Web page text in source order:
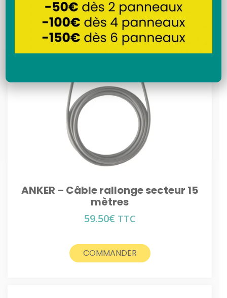
Recherche
ANKER – Câble rallonge secteur 15
mètres
59.50€ TTC
COMMANDER